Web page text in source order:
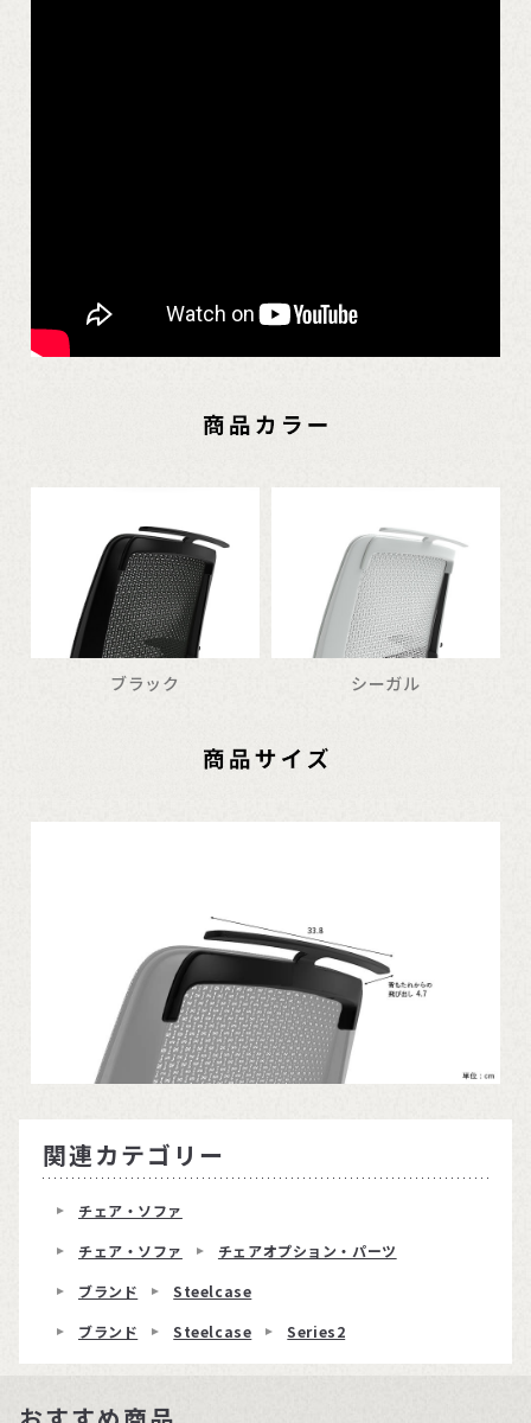
ブラック シーガル
関連カテゴリー
チェア・ソファ
チェア・ソファ
チェアオプション・パーツ
ブランド
Steelcase
ブランド
Steelcase Series2